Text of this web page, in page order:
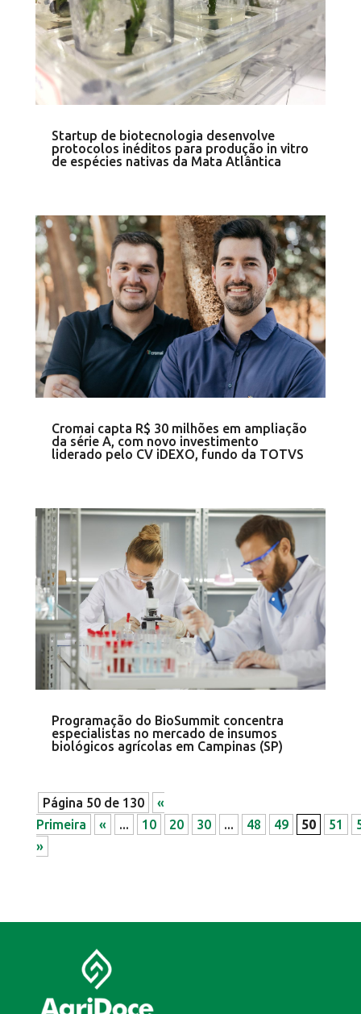
Startup de biotecnologia desenvolve
protocolos inéditos para produção in vitro
de espécies nativas da Mata Atlântica
Cromai capta R$ 30 milhões em ampliação
da série A, com novo investimento
liderado pelo CV iDEXO, fundo da TOTVS
Programação do BioSummit concentra
especialistas no mercado de insumos
biológicos agrícolas em Campinas (SP)
Página 50 de 130
«
Primeira
« ... 10 20 30 ... 48 49 50 51
»